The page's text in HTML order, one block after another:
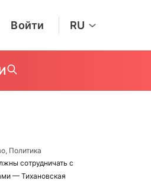
Войти RU
Политика
сотрудничать с
— Тихановская